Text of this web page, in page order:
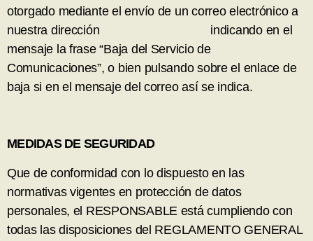
otorgado mediante el envío de un correo electrónico a
nuestra dirección
indicando en el
mensaje la frase “Baja del Servicio de
Comunicaciones”, o bien pulsando sobre el enlace de
baja si en el mensaje del correo así se indica.
MEDIDAS DE SEGURIDAD
Que de conformidad con lo dispuesto en las
normativas vigentes en protección de datos
personales, el RESPONSABLE está cumpliendo con
todas las disposiciones del REGLAMENTO GENERAL